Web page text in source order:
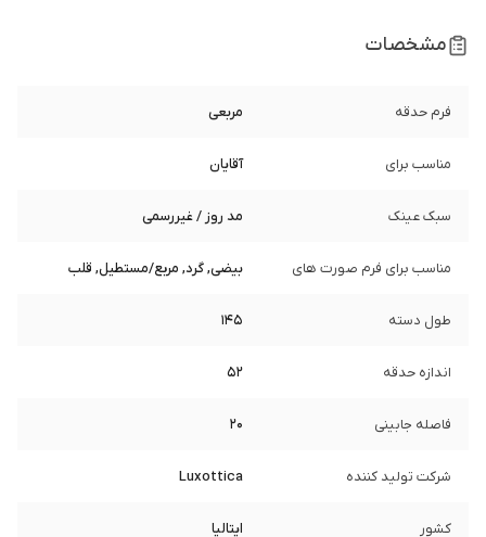
مشخصات
فرم حدقه مربعی
مناسب برای آقایان
سبک عینک مد روز / غیررسمی
مناسب برای فرم صورت های بیضی, گرد, مربع/مستطیل, قلب
طول دسته 145
اندازه حدقه 52
فاصله جابینی 20
شرکت تولید کننده Luxottica
کشور ایتالیا